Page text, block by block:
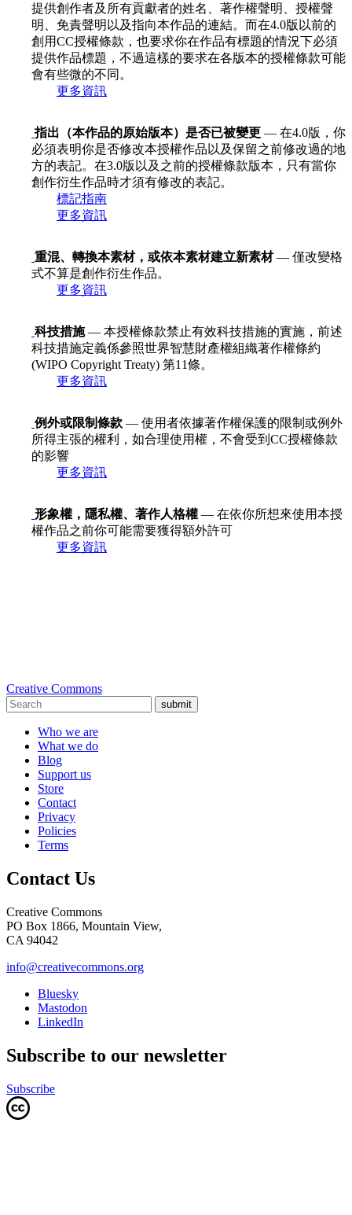
提供創作者及所有貢獻者的姓名、著作權聲明、授權聲
明、免責聲明以及指向本作品的連結。而在4.0版以前的
創用CC授權條款，也要求你在作品有標題的情況下必須
提供作品標題，不過這樣的要求在各版本的授權條款可能
會有些微的不同。
更多資訊
指出（本作品的原始版本）是否已被變更 — 在4.0版，你
必須表明你是否修改本授權作品以及保留之前修改過的地
方的表記。在3.0版以及之前的授權條款版本，只有當你
創作衍生作品時才須有修改的表記。
標記指南
更多資訊
重混、轉換本素材，或依本素材建立新素材— 僅改變格
式不算是創作衍生作品。
更多資訊
科技措施— 本授權條款禁止有效科技措施的實施，前述
科技措施定義係參照世界智慧財產權組織著作權條約
(WIPO Copyright Treaty) 第11條。
更多資訊
例外或限制條款 — 使用者依據著作權保護的限制或例外
所得主張的權利，如合理使用權，不會受到CC授權條款
的影響
更多資訊
形象權，隱私權、著作人格權 — 在依你所想來使用本授
權作品之前你可能需要獲得額外許可
更多資訊
Creative Commons
submit
Who we are
What we do
Blog
Support us
Store
Contact
Privacy
Policies
Terms
Contact Us
Creative Commons
PO Box 1866, Mountain View,
CA 94042
info@creativecommons.org
Bluesky
Mastodon
LinkedIn
Subscribe to our newsletter
Subscribe